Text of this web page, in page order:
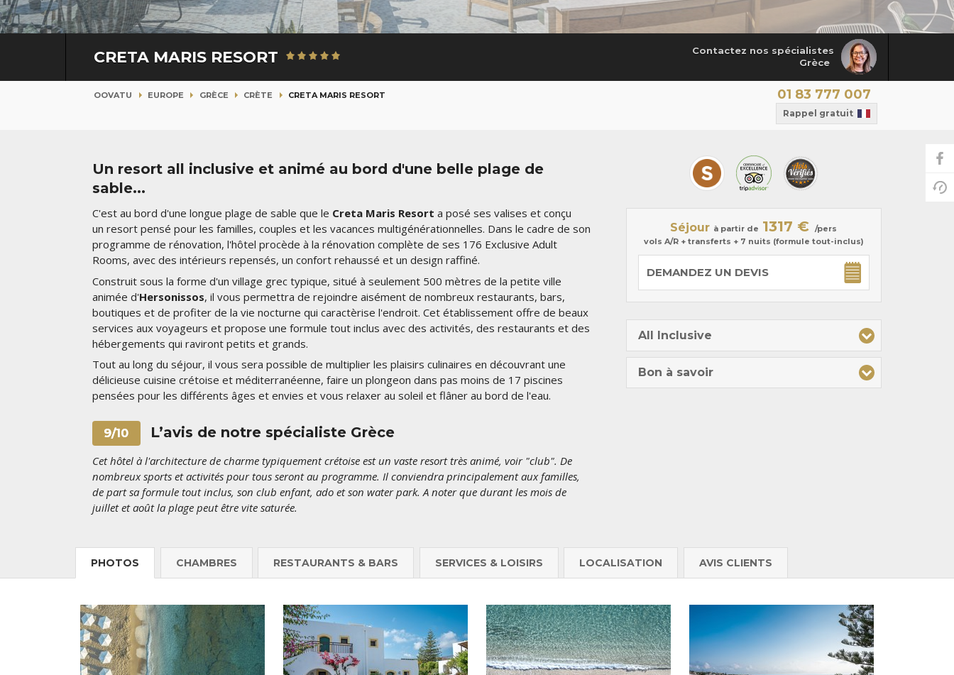
CRETA MARIS RESORT
Contactez nos spécialistes
Grèce
OOVATU EUROPE GRÈCE CRÈTE CRETA MARIS RESORT 01 83 777 007
Rappel gratuit
Un resort all inclusive et animé au bord d'une belle plage de
sable...
C'est au bord d'une longue plage de sable que le Creta Maris Resort a posé ses valises et conçu
un resort pensé pour les familles, couples et les vacances multigénérationnelles. Dans le cadre de son
programme de rénovation, l'hôtel procède à la rénovation complète de ses 176 Exclusive Adult
Rooms, avec des intérieurs repensés, un confort rehaussé et un design raffiné.
Construit sous la forme d'un village grec typique, situé à seulement 500 mètres de la petite ville
animée d'Hersonissos, il vous permettra de rejoindre aisément de nombreux restaurants, bars,
boutiques et de profiter de la vie nocturne qui caractèrise l'endroit. Cet établissement offre de beaux
services aux voyageurs et propose une formule tout inclus avec des activités, des restaurants et des
hébergements qui raviront petits et grands.
Tout au long du séjour, il vous sera possible de multiplier les plaisirs culinaires en découvrant une
délicieuse cuisine crétoise et méditerranéenne, faire un plongeon dans pas moins de 17 piscines
pensées pour les différents âges et envies et vous relaxer au soleil et flâner au bord de l'eau.
9/10 L’avis de notre spécialiste Grèce
Cet hôtel à l'architecture de charme typiquement crétoise est un vaste resort très animé, voir "club". De
nombreux sports et activités pour tous seront au programme. Il conviendra principalement aux familles,
de part sa formule tout inclus, son club enfant, ado et son water park. A noter que durant les mois de
juillet et août la plage peut être vite saturée.
Séjour à partir de 1317 € /pers
vols A/R + transferts + 7 nuits (formule tout-inclus)
DEMANDEZ UN DEVIS
All Inclusive
Bon à savoir
PHOTOS CHAMBRES RESTAURANTS & BARS SERVICES & LOISIRS LOCALISATION AVIS CLIENTS